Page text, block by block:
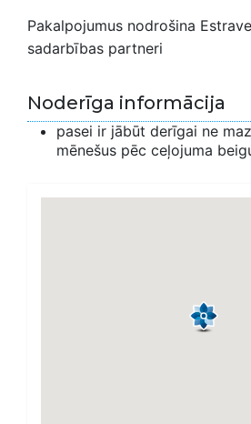
Pakalpojumus nodrošina
sadarbības partneri
Noderīga informācija
pasei ir jābūt derīgai ne
mēnešus pēc ceļojuma